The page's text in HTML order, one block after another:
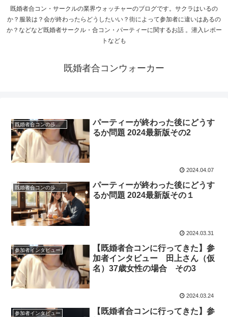
既婚者合コン・サークルの業界ウォッチャーのブログです。サクラはいるの
か？服装は？会が終わったらどうしたいい？街によって参加者に違いはあるの
か？などなど既婚者サークル・合コン・パーティーに関するお話 。潜入レポー
トなども
既婚者合コンウォーカー
既婚者合コンの歩き方
パーティーが終わった後にどうす
るか問題 2024最新版その2
2024.04.07
既婚者合コンの歩き方
パーティーが終わった後にどうす
るか問題 2024最新版その１
2024.03.31
参加者インタビュー
【既婚者合コンに行ってきた】参
加者インタビュー 田上さん（仮
名）37歳女性の場合 その3
2024.03.24
参加者インタビュー
【既婚者合コンに行ってきた】参